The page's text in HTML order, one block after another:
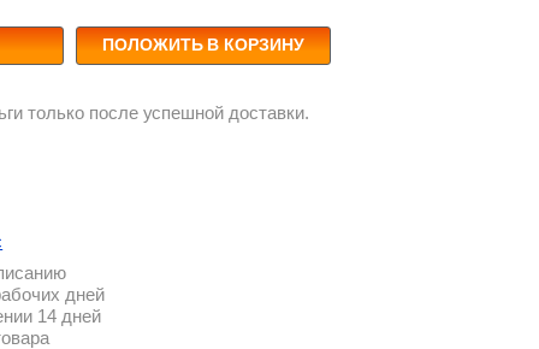
ПОЛОЖИТЬ В КОРЗИНУ
только после успешной доставки.
дней
14 дней